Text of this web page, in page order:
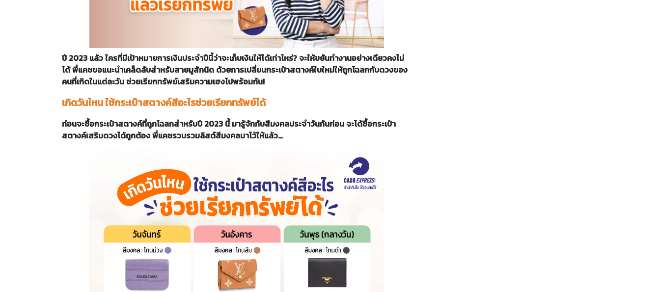
ปี 2023 แล้ว ใครที่มีเป้าหมายการเงินประจำปีนี้ว่าจะเก็บเงินให้ได้เท่าไหร่? จะให้ขยันทำงานอย่างเดียวคงไม่
ได้ พี่แคชขอแนะนำเคล็ดลับสำหรับสายมูสักนิด ด้วยการเปลี่ยนกระเป๋าสตางค์ใบใหม่ให้ถูกโฉลกกับดวงของ
คนที่เกิดในแต่ละวัน ช่วยเรียกทรัพย์เสริมความเฮงไปพร้อมกัน!
เกิดวันไหน ใช้กระเป๋าสตางค์สีอะไรช่วยเรียกทรัพย์ได้
ก่อนจะซื้อกระเป๋าสตางค์ที่ถูกโฉลกสำหรับปี 2023 นี้ มารู้จักกับสีมงคลประจำวันกันก่อน จะได้ซื้อกระเป๋า
สตางค์เสริมดวงได้ถูกต้อง พี่แคชรวบรวมลิสต์สีมงคลมาไว้ให้แล้ว…